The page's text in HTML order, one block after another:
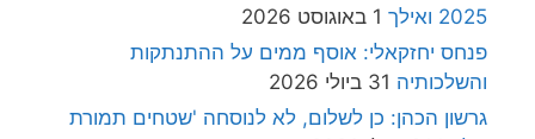
2025 ואילך
1 באוגוסט 2026
פנחס יחזקאלי: אוסף ממים על ההתנתקות
והשלכותיה 31 ביולי 2026
גרשון הכהן: כן לשלום, לא לנוסחה 'שטחים תמורת